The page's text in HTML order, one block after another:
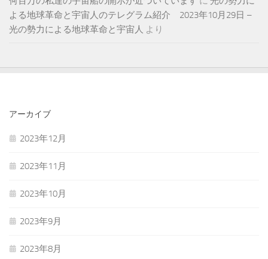
よる地球革命と宇宙人のテレグラム紹介 2023年10月29日 –
光の勢力による地球革命と宇宙人 より
アーカイブ
2023年12月
2023年11月
2023年10月
2023年9月
2023年8月